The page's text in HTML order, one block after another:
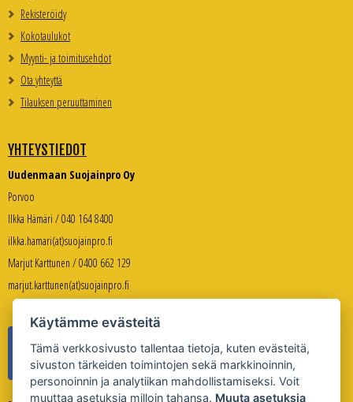
Rekisteröidy
Kokotaulukot
Myynti- ja toimitusehdot
Ota yhteyttä
Tilauksen peruuttaminen
YHTEYSTIEDOT
Uudenmaan Suojainpro Oy
Porvoo
Ilkka Hämäri / 040 164 8400
ilkka.hamari(at)suojainpro.fi
Marjut Karttunen / 0400 662 129
marjut.karttunen(at)suojainpro.fi
Käytämme evästeitä
Tämä verkkosivusto tallentaa tietoja, kuten evästeitä,
sivuston tärkeiden toimintojen sekä markkinoinnin,
personoinnin ja analytiikan mahdollistamiseksi. Voit
muuttaa asetuksia milloin tahansa. Muuta asetuksia